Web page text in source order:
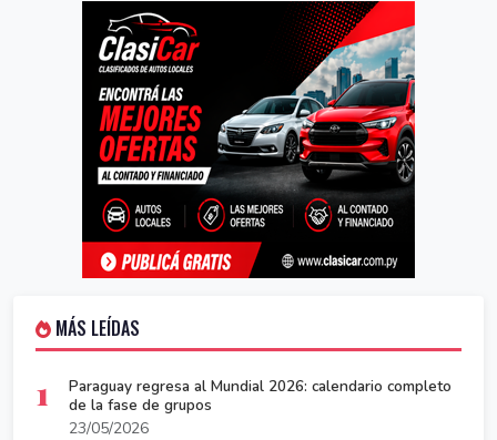
MÁS LEÍDAS
1
Paraguay regresa al Mundial 2026: calendario completo
de la fase de grupos
23/05/2026